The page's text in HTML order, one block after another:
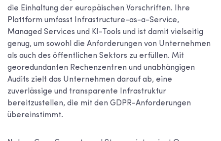
die Einhaltung der europäischen Vorschriften. Ihre
Plattform umfasst Infrastructure-as-a-Service,
Managed Services und KI-Tools und ist damit vielseitig
genug, um sowohl die Anforderungen von Unternehmen
als auch des öffentlichen Sektors zu erfüllen. Mit
georedundanten Rechenzentren und unabhängigen
Audits zielt das Unternehmen darauf ab, eine
zuverlässige und transparente Infrastruktur
bereitzustellen, die mit den GDPR-Anforderungen
übereinstimmt.